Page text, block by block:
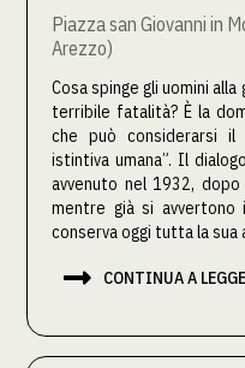
Piazza san Giovanni in
Arezzo)
Cosa spinge gli uomini
terribile fatalità? È la
che può considerarsi il
istintiva umana”. Il
avvenuto nel 1932,
mentre già si
conserva oggi tutta la sua
 CONTINUA A